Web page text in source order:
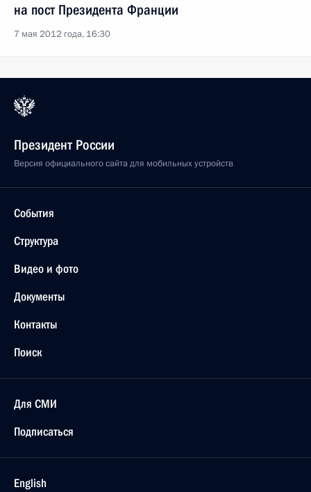
на пост Президента Франции
7 мая 2012 года, 16:30
Президент России
Версия официального сайта для мобильных устройств
События
Структура
Видео и фото
Документы
Контакты
Поиск
Для СМИ
Подписаться
English